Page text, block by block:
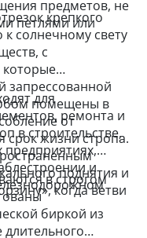
предметов, не
петлями или
крепкого
к солнечному свету
с
запрессованной
помещены в
от
срок жизни стропа.
поднятия и
когда ветви
для
ремонта и
в строительстве,
и
в строгом
биркой из